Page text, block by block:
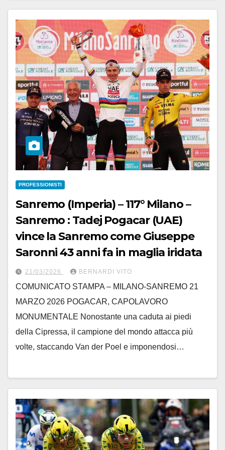
PROFESSIONISTI
Sanremo (Imperia) – 117° Milano –
Sanremo : Tadej Pogacar (UAE)
vince la Sanremo come Giuseppe
Saronni 43 anni fa in maglia iridata
21/03/2026 BERNARDI VITO
COMUNICATO STAMPA – MILANO-SANREMO 21
MARZO 2026 POGACAR, CAPOLAVORO
MONUMENTALE Nonostante una caduta ai piedi
della Cipressa, il campione del mondo attacca più
volte, staccando Van der Poel e imponendosi…